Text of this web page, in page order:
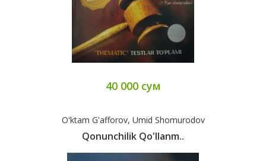
40 000 сум
O'ktam G'afforov, Umid Shomurodov
Qonunchilik Qo'llanm..